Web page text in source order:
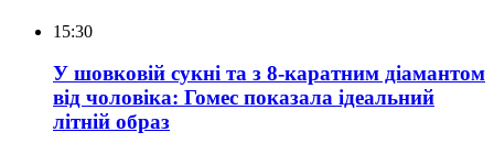
15:30
У шовковій сукні та з 8-каратним діамантом
від чоловіка: Гомес показала ідеальний
літній образ